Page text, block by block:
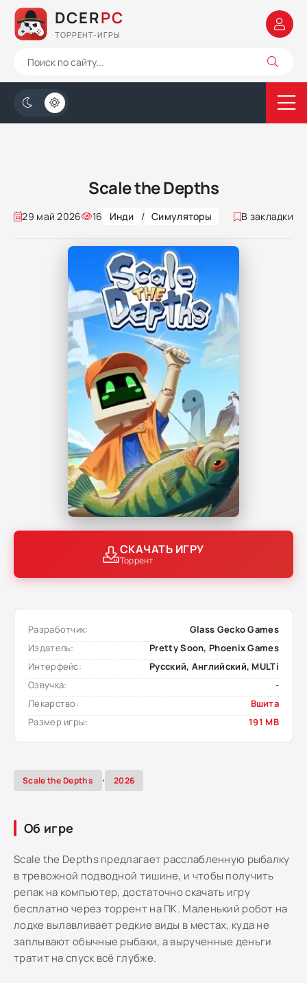
DCERPC
ТОРРЕНТ-ИГРЫ
Scale the Depths
29 май 2026 16 Инди / Симуляторы В закладки
СКАЧАТЬ ИГРУ
Торрент
Разработчик:
Glass Gecko Games
Издатель:
Pretty Soon, Phoenix Games
Интерфейс:
Русский, Английский, MULTi
Озвучка:
-
Лекарство:
Вшита
Размер игры:
191 MB
Scale the Depths , 2026
Об игре
Scale the Depths предлагает расслабленную рыбалку
в тревожной подводной тишине, и чтобы получить
репак на компьютер, достаточно скачать игру
бесплатно через торрент на ПК. Маленький робот на
лодке вылавливает редкие виды в местах, куда не
заплывают обычные рыбаки, а вырученные деньги
тратит на спуск всё глубже.